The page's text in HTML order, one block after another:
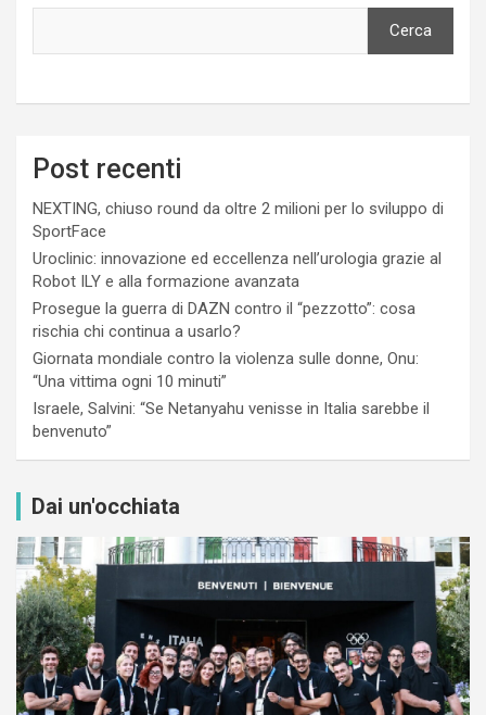
Cerca
Post recenti
NEXTING, chiuso round da oltre 2 milioni per lo sviluppo di
SportFace
Uroclinic: innovazione ed eccellenza nell’urologia grazie al
Robot ILY e alla formazione avanzata
Prosegue la guerra di DAZN contro il “pezzotto”: cosa
rischia chi continua a usarlo?
Giornata mondiale contro la violenza sulle donne, Onu:
“Una vittima ogni 10 minuti”
Israele, Salvini: “Se Netanyahu venisse in Italia sarebbe il
benvenuto”
Dai un'occhiata